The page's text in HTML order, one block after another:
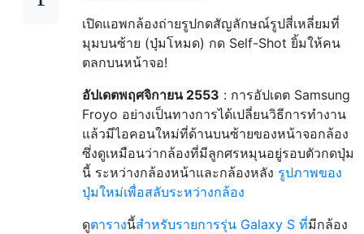
เปิดแอพกล้องถ่ายรูปกดสัญลักษณ์รูปสี่เหลี่ยมที่
มุมบนซ้าย (ปุ่มโหมด) กด Self-Shot ยิ้มให้คน
ตลกบนหน้าจอ!
อัปเดตพฤศจิกายน 2553 : การอัปเดต Samsung
Froyo อย่างเป็นทางการได้เปลี่ยนวิธีการทำงาน
แล้วมีไอคอนใหม่ที่ด้านบนซ้ายของหน้าจอกล้อง
ซึ่งดูเหมือนว่ากล้องที่มีลูกศรหมุนอยู่รอบตัวกดปุ่ม
นี้ ระหว่างกล้องหน้าและกล้องหลัง รูปภาพของ
ปุ่มใหม่เพื่อสลับระหว่างกล้อง
ดูตารางนี้สำหรับรายการรุ่น Galaxy S ที่มีกล้อง